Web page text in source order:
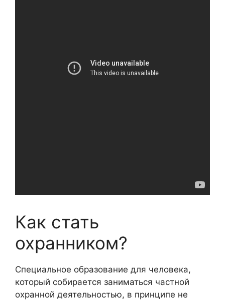
Как стать
охранником?
Специальное образование для человека,
который собирается заниматься частной
охранной деятельностью, в принципе не